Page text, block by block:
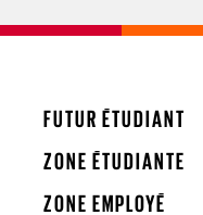
FUTUR ÉTUDIANT
ZONE ÉTUDIANTE
ZONE EMPLOYÉ